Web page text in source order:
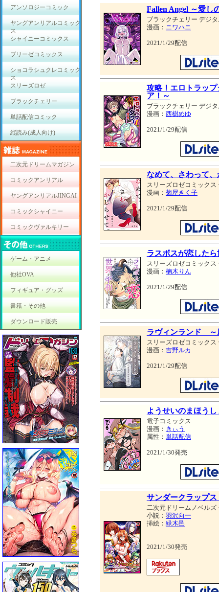
アンソロジーコミック
ヤングアンリアルコミック
ス
シャイニーコミックス
ブリーゼコミックス
ショコラシュクレコミック
ス
スリーズロゼ
ブラックチェリー
単話配信コミック
縦読み(成人向け)
二次元ドリームマガジン
コミックアンリアル
ヤングアンリアルJINGAI
コミックシャイニー
コミックヴァルキリー
ゲーム・アニメ
他社OVA
フィギュア・グッズ
書籍・その他
ダウンロード販売
Fallen Angel ～愛し
ブラックチェリー デジ
漫画： ニワハニ
2021/1/29配信
攻略！エロトラッ
ア！～
ブラックチェリー デジ
漫画： 西樹めゆ
2021/1/29配信
なめて、さわって
スリーズロゼコミックス
漫画： 菊屋きく子
2021/1/29配信
ラスボスが恋した
スリーズロゼコミックス
漫画： 楠木りん
2021/1/29配信
ラヴィンランド ～
スリーズロゼコミックス
漫画： 吉野ルカ
2021/1/29配信
ようせいのまほう
電子コミックス
漫画： きぃう
属性： 単話配信
2021/1/30発売
サンダークラップ
二次元ドリームノベルズ
小説： 羽沢向一
挿絵： 緑木邑
2021/1/30発売